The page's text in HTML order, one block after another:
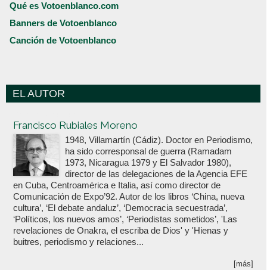
Qué es Votoenblanco.com
Banners de Votoenblanco
Canción de Votoenblanco
EL AUTOR
Francisco Rubiales Moreno
1948, Villamartín (Cádiz). Doctor en Periodismo,
ha sido corresponsal de guerra (Ramadam
1973, Nicaragua 1979 y El Salvador 1980),
director de las delegaciones de la Agencia EFE
en Cuba, Centroamérica e Italia, así como director de
Comunicación de Expo’92. Autor de los libros ‘China, nueva
cultura’, ‘El debate andaluz’, ‘Democracia secuestrada’,
‘Políticos, los nuevos amos’, ‘Periodistas sometidos’, 'Las
revelaciones de Onakra, el escriba de Dios' y 'Hienas y
buitres, periodismo y relaciones...
[más]